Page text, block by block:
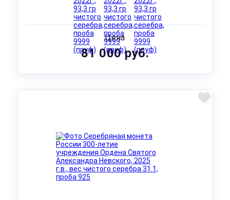
Цена
81 000 руб.